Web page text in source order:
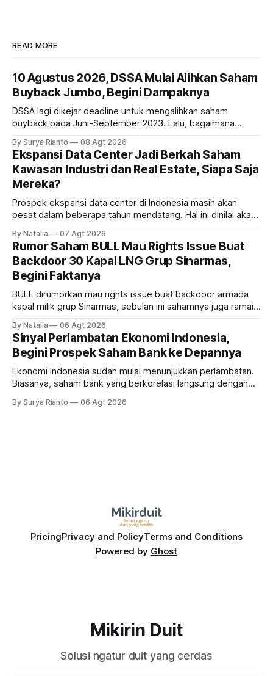
READ MORE
10 Agustus 2026, DSSA Mulai Alihkan Saham
Buyback Jumbo, Begini Dampaknya
DSSA lagi dikejar deadline untuk mengalihkan saham
buyback pada Juni-September 2023. Lalu, bagaimana
By Surya Rianto 08 Agt 2026
Ekspansi Data Center Jadi Berkah Saham
Kawasan Industri dan Real Estate, Siapa Saja
Mereka?
Prospek ekspansi data center di Indonesia masih akan
pesat dalam beberapa tahun mendatang. Hal ini dinilai akan
estate, ada siapa saja mereka?
By Natalia 07 Agt 2026
Rumor Saham BULL Mau Rights Issue Buat
Backdoor 30 Kapal LNG Grup Sinarmas,
Begini Faktanya
BULL dirumorkan mau rights issue buat backdoor armada
kapal milik grup Sinarmas, sebulan ini sahamnya juga ramai
masih menarik dilirik?
By Natalia 06 Agt 2026
Sinyal Perlambatan Ekonomi Indonesia,
Begini Prospek Saham Bank ke Depannya
Ekonomi Indonesia sudah mulai menunjukkan perlambatan.
Biasanya, saham bank yang berkorelasi langsung dengan
bank ke depannya?
By Surya Rianto 06 Agt 2026
PricingPrivacy and PolicyTerms and Conditions
Powered by Ghost
Mikirin Duit
Solusi ngatur duit yang cerdas